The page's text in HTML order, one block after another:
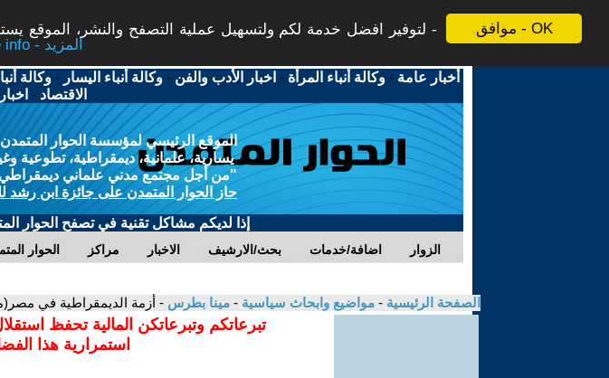
موافق - OK
لتوفير افضل خدمة لكم ولتسهيل عملية التصفح والنشر، الموقع
More info - المزيد
أخبار عامة -وكالة أنباء المرأة - اخبار الأدب والفن -وكالة أنباء اليسار -وكالة
الاقتصاد -
الموقع الرئيسي لمؤسسة الحوار المتمدن
يسارية، علمانية، ديمقراطية، تطوعية
"من أجل مجتمع مدني علماني ديمقراطي
حاز الحوار المتمدن على جائزة ابن رشد
إذا لديكم مشاكل تقنية في تصفح الحوار
الحوار مراكز الاخبار بحث/الارشيف اضافة/خدمات الزوار
الصفحة الرئيسية - مواضيع وابحاث سياسية - مينا بطرس - أزمة الديمقراطية في
تبرعاتكم وتبرعاتكن المالية تحفظ
استمرارية هذا